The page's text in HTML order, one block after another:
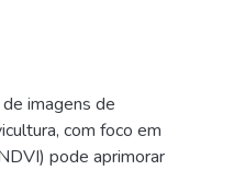
imagens de
com foco em
pode aprimorar